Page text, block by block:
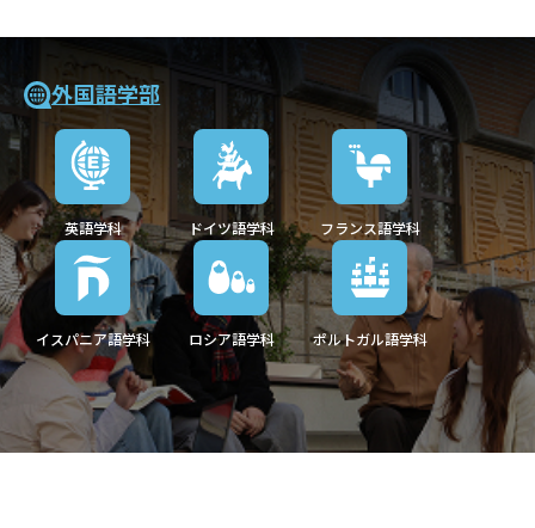
外国語学部
英語学科 ドイツ語学科 フランス語学科
イスパニア語学科 ロシア語学科 ポルトガル語学科